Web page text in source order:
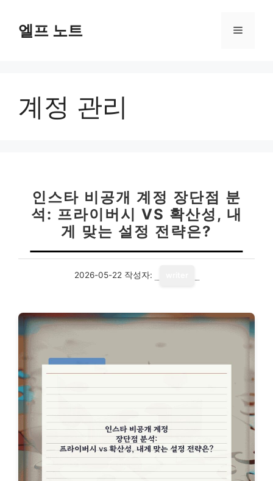
엘프 노트 메
계정 관리
인스타 비공개 계정 장단점 분
석: 프라이버시 VS 확산성, 내
게 맞는 설정 전략은?
2026-05-22 작성자: